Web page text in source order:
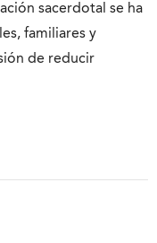
sacerdotal se ha
familiares y
de reducir